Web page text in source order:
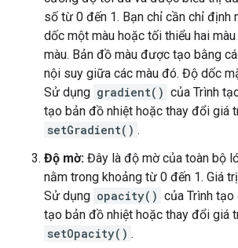
số từ 0 đến 1. Bạn chỉ cần chỉ định
dốc một màu hoặc tối thiểu hai
màu. Bản đồ màu được tạo bằng
nội suy giữa các màu đó. Độ dốc
Sử dụng gradient() của Trình
tạo bản đồ nhiệt hoặc thay đổi giá
setGradient() .
Độ mờ: Đây là độ mờ của toàn bộ
nằm trong khoảng từ 0 đến 1. Giá
Sử dụng opacity() của Trình
tạo bản đồ nhiệt hoặc thay đổi giá
setOpacity() .